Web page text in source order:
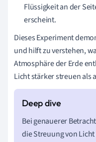
Flüssigkeit an der
erscheint.
Dieses Experiment
und hilft zu verstehen,
Atmosphäre der Erde
Licht stärker streuen als
Bei genauerer
die Streuung von